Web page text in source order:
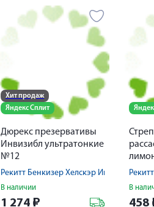
Хит продаж
Яндекс Сплит
Дюрекс презервативы
Инвизибл ультратонкие
№12
Рекитт Бенкизер Хелскэр Интернешнл
В наличии
1 274 ₽
В
458